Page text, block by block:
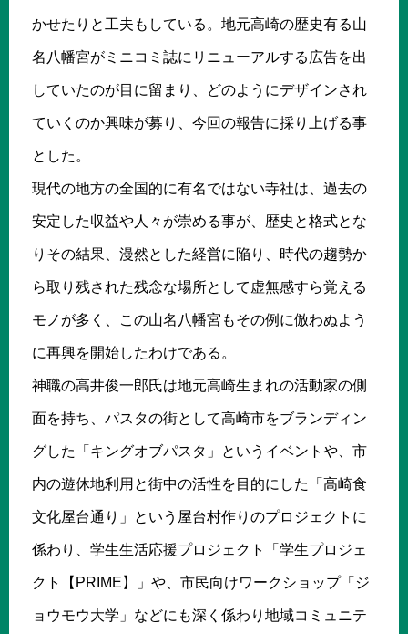
かせたりと工夫もしている。地元高崎の歴史有る山
名八幡宮がミニコミ誌にリニューアルする広告を出
していたのが目に留まり、どのようにデザインされ
ていくのか興味が募り、今回の報告に採り上げる事
とした。
現代の地方の全国的に有名ではない寺社は、過去の
安定した収益や人々が崇める事が、歴史と格式とな
りその結果、漫然とした経営に陥り、時代の趨勢か
ら取り残された残念な場所として虚無感すら覚える
モノが多く、この山名八幡宮もその例に倣わぬよう
に再興を開始したわけである。
神職の高井俊一郎氏は地元高崎生まれの活動家の側
面を持ち、パスタの街として高崎市をブランディン
グした「キングオブパスタ」というイベントや、市
内の遊休地利用と街中の活性を目的にした「高崎食
文化屋台通り」という屋台村作りのプロジェクトに
係わり、学生生活応援プロジェクト「学生プロジェ
クト【PRIME】」や、市民向けワークショップ「ジ
ョウモウ大学」などにも深く係わり地域コミュニテ